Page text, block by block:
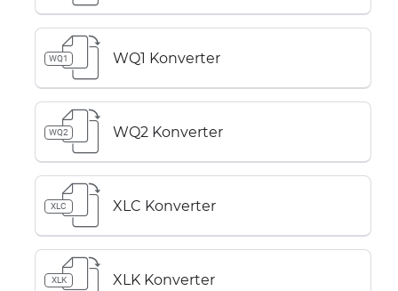
WQ1 WQ1 Konverter
WQ2 WQ2 Konverter
XLC XLC Konverter
XLK XLK Konverter